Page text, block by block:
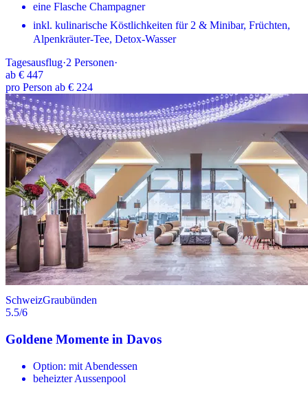
eine Flasche Champagner
inkl. kulinarische Köstlichkeiten für 2 & Minibar, Früchten,
Alpenkräuter-Tee, Detox-Wasser
Tagesausflug·2 Personen·
ab € 447
pro Person ab € 224
SchweizGraubünden
5.5/6
Goldene Momente in Davos
Option: mit Abendessen
beheizter Aussenpool